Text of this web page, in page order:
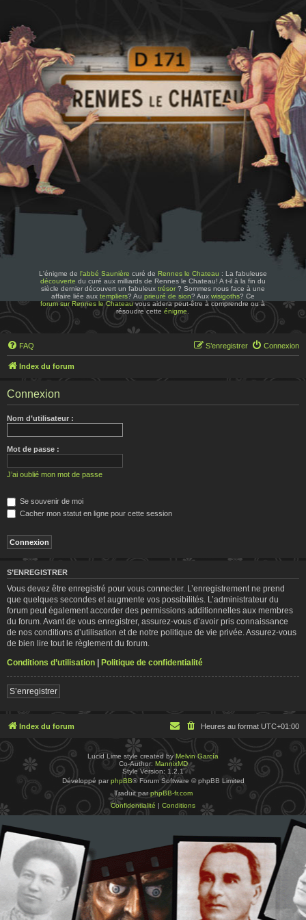
L'énigme de l'abbé Saunière curé de Rennes le Chateau : La fabuleuse
découverte du curé aux milliards de Rennes le Chateau! A t-il à la fin du
siècle dernier découvert un fabuleux trésor? Sommes nous face à une
affaire liée aux templiers? Au prieuré de sion? Aux wisigoths? Ce
forum sur Rennes le Chateauvous aidera peut-être à comprendre ou à
résoudre cetteénigme
FAQ Connexion
S’enregistrer
Index du forum
Connexion
Nom d’utilisateur :
Mot de passe :
J’ai oublié mon mot de passe
Se souvenir de moi
Cacher mon statut en ligne pour cette session
S’ENREGISTRER
Vous devez être enregistré pour vous connecter. L’enregistrement ne prend
que quelques secondes et augmente vos possibilités. L’administrateur du
forum peut également accorder des permissions additionnelles aux membres
du forum. Avant de vous enregistrer, assurez-vous d’avoir pris connaissance
de nos conditions d’utilisation et de notre politique de vie privée. Assurez-vous
de bien lire tout le règlement du forum.
Conditions d’utilisation | Politique de confidentialité
S’enregistrer
Index du forum Heures au format UTC+01:00
Lucid Lime style created byMelvin García
Co-Author: MannixMD
Style Version: 1.2.1
Développé par phpBB® Forum Software © phpBB Limited
Traduit parphpBB-fr.com
Confidentialité | Conditions